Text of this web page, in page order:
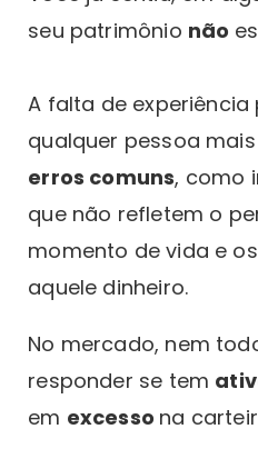
seu patrimônio não
A falta de experiência
qualquer pessoa
erros comuns, como
que não refletem o
momento de vida e
aquele dinheiro.
No mercado, nem
responder se tem
em excesso na